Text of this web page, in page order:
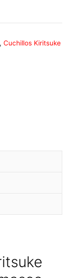
, Cuchillos Kiritsuke